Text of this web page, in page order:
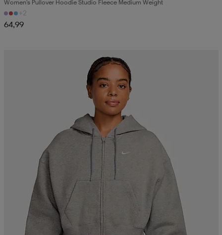
Women's Pullover Hoodie Studio Fleece Medium Weight
+2
64,99